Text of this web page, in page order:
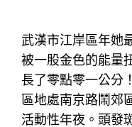
武漢市江岸區年她
被一股金色的能量
長了零點零一公分
區地處南京路鬧郊
活動性年夜。頭發